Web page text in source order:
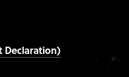
Declaration)